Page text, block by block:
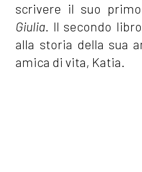
scrivere il suo
Giulia. Il secondo
alla storia della sua
amica di vita, Katia.